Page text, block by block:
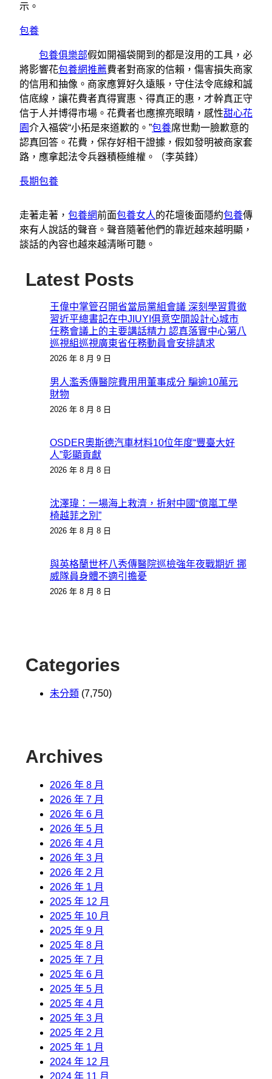
示。
包養
包養俱樂部假如開福袋開到的都是沒用的工具，必
將影響花包養網推薦費者對商家的信賴，傷害損失商家
的信用和抽像。商家應算好久遠賬，守住法令底線和誠
信底線，讓花費者真得實惠、得真正的惠，才幹真正守
信于人并博得市場。花費者也應擦亮眼睛，感性甜心花
園介入福袋“小拓是來道歉的。”包養席世勳一臉歉意的
認真回答。花費，保存好相干證據，假如發明被商家套
路，應拿起法令兵器積極維權。（李英鋒）
長期包養
走著走著， 包養網前面包養女人的花壇後面隱約包養傳
來有人說話的聲音。聲音隨著他們的靠近越來越明顯，
談話的內容也越來越清晰可聽。
Latest Posts
王偉中掌管召開省當局黨組會議 深刻學習貫徹
習近平總書記在中JIUYI俱意空間設計心城市
任務會議上的主要講話精力 認真落實中心第八
巡視組巡視廣東省任務動員會安排請求
2026 年 8 月 9 日
男人濫秀傳醫院費用用董事成分 騙逾10萬元
財物
2026 年 8 月 8 日
OSDER奧斯德汽車材料10位年度“豐臺大好
人”彰顯貢獻
2026 年 8 月 8 日
沈澤瑋：一場海上救濟，折射中國“億嵐工學
椅越菲之別”
2026 年 8 月 8 日
與英格蘭世杯八秀傳醫院巡檢強年夜戰期近 挪
威隊員身體不適引擔憂
2026 年 8 月 8 日
Categories
未分類 (7,750)
Archives
2026 年 8 月
2026 年 7 月
2026 年 6 月
2026 年 5 月
2026 年 4 月
2026 年 3 月
2026 年 2 月
2026 年 1 月
2025 年 12 月
2025 年 10 月
2025 年 9 月
2025 年 8 月
2025 年 7 月
2025 年 6 月
2025 年 5 月
2025 年 4 月
2025 年 3 月
2025 年 2 月
2025 年 1 月
2024 年 12 月
2024 年 11 月